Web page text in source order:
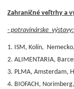
Zahraničné veľtrhy a
- potravinárske výstavy:
1. ISM, Kolín,
2. ALIMENTARIA,
3. PLMA, Amsterdam,
4. BIOFACH,